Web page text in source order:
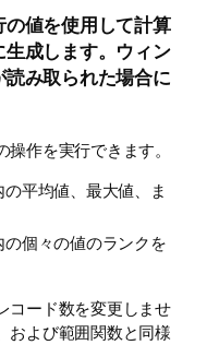
値を使用して計算
成します。ウィン
読み取られた場合に
作を実行できます。
平均値、最大値、ま
個々の値のランクを
コード数を変更しませ
および範囲関数と同様